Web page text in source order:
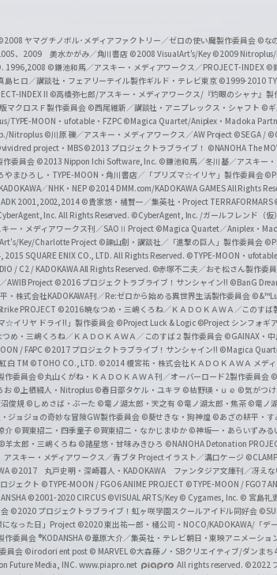
b
e
O
f
f
i
c
i
a
l
C
h
a
n
n
e
l
ヤマグチノボル･メディアファクトリー／ゼロの使い魔製作委員会 ©な
、2009 美水かがみ／角川書店 ©2008 VisualArt's/Key ©2009
1996,2008 ©鎌池和馬／アスキー・メディアワークス／PROJECT-INDEX ©
島ヒロ／講談社・フェアリーテイル製作ギルド・テレビ東京 ©1999-2010
INDEX II ©高橋弥七郎/アスキー・メディアワークス/『灼眼のシャナ』製
マクロスＦ製作委員会 ©西尾維新／講談社・アニプレックス・シャフト ©ギ
TYPE-MOON・ufotable・FZPC ©Magica Quartet/Aniplex・Madoka
Nitroplus ©川原 礫／アスキー・メディアワークス／AW Project ©SEGA /
project・MBS ©2013 プロジェクトラブライブ！ ©NANOHA The
作委員会 ©2013 Nippon Ichi Software, Inc. ©鎌池和馬／冬川基／アスキー
やまひろし・TYPE-MOON・角川書店／「プリズマ☆イリヤ」製作委員会
／NHK・NEP ©2014 DMM.com/KADOKAWA GAMES All Rights
2001,2002,2014 ©貴家悠・橘賢一／集英社・Project TERRAFORMARS
Inc. All Rights Reserved. ©CyberAgent, Inc. /ガールフレンド（仮
ー・メディアワークス刊／SAOⅡ Project ©Magica Quartet／Aniplex・
Key/Charlotte Project ©諫山創・講談社／「進撃の巨人」製作委員会
SQUARE ENIX CO., LTD. All Rights Reserved. ©TYPE-MOON・
/ C2 / KADOKAWA All Rights Reserved. ©赤塚不二夫／おそ松さん製作委
AWIB Project ©2016 プロジェクトラブライブ！サンシャイン!! ©BanG
・株式会社KADOKAWA刊／Re:ゼロから始める異世界生活製作委員会
PROJECT ©2016 暁なつめ・三嶋くろね／ＫＡＤＯＫＡＷＡ／このすば
☆イリヤ ドライ!!」製作委員会 ©Project Luck & Logic ©Project シンフォギ
め・三嶋くろね／ＫＡＤＯＫＡＷＡ／このすば２製作委員会 ©GAINAX・中
/ FAPC ©2017 プロジェクトラブライブ！サンシャイン!! ©Magica
白 TM ©TOHO CO., LTD. ©2014 榎宮祐・株式会社ＫＡＤＯＫＡＷＡ メデ
作委員会©丸山くがね・ＫＡＤＯＫＡＷＡ刊／オーバーロード2製作委員会
お ©上栖綴人・Nitroplus ©春日部タケル・ユキヲ ©枯野瑛・ｕｅ ©気がつ
俊規 ©しめさば・ぶーた ©竜ノ湖太郎・天之有 ©竜ノ湖太郎・焦茶 ©竜ノ
ジョジョの奇妙な冒険GW製作委員会 ©葵せきな・狗神煌 ©あざの耕平・す
介 ©賀東招二・四季童子 ©賀東招二・なかじまゆか ©神坂一・あらいずみる
©羊太郎・三嶋くろね ©諸星悠・甘味みきひろ ©NANOHA Detonation
スキー・メディアワークス／青ブタ Project イラスト／溝口ケージ
©2017 丸戸史明・深崎暮人・KADOKAWA ファンタジア文庫刊／冴え
ジェクト ©TYPE-MOON / FGO6 ANIME PROJECT ©TYPE-MOON / FGO7
©2001-2020 CIRCUS ©VISUAL ARTS/Key © Cygames, Inc. © 宮島礼
©2020 プロジェクトラブライブ！虹ヶ咲学園スクールアイドル同好会
になった日」Project ©2020 東出祐一郎・橘公司・NOCO/KADOKAWA/「デ
委員会 ®KODANSHA ©葦原大介／集英社・テレビ朝日・東映アニメーショ
員会 ©irodori ent post © MARVEL ©大森藤ノ・SBクリエイティブ/ダンまち
Future Media, INC. www.piapro.net All rights reserved. ©2022